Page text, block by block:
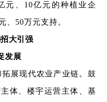
元、10亿元的种植业企
、50万元支持。
大引强
发展
展现代农业产业链。鼓
体、楼宇运营主体、基